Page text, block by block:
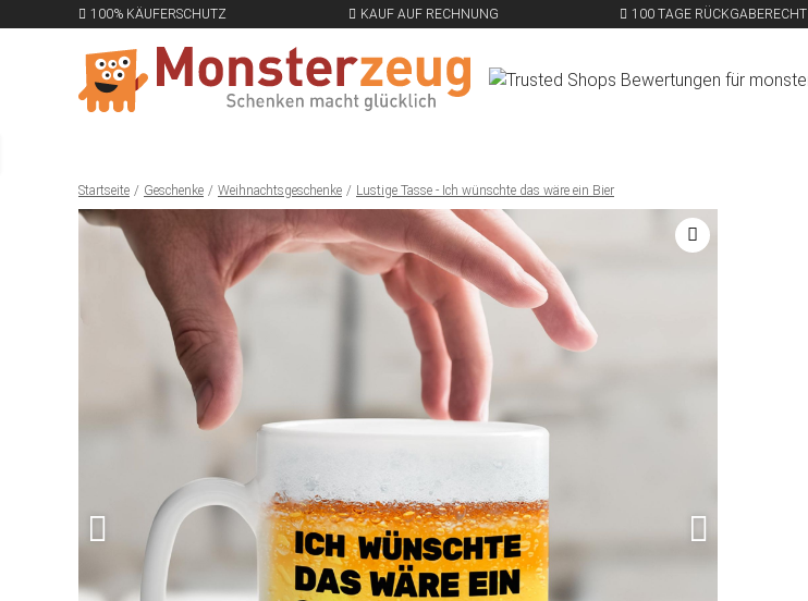
100% KÄUFERSCHUTZ KAUF AUF RECHNUNG 100 TAGE RÜCKGABERECHT
Startseite Geschenke Weihnachtsgeschenke Lustige Tasse - Ich wünschte das wäre ein Bier